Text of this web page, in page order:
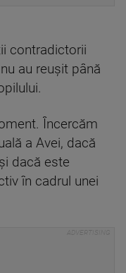
contradictorii
au reușit până
Încercăm
a Avei, dacă
dacă este
în cadrul unei